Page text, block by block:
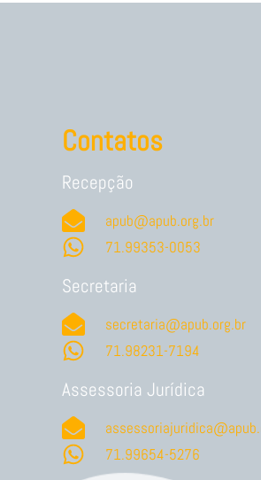
Contatos
Recepção
apub@apub.org.br
71.99353-0053
Secretaria
secretaria@apub.org.br
71.98231-7194
Assessoria Jurídica
71.99654-5276